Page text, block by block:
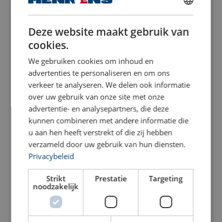
Li‑Ion accutechnologie
Snelle laadtijd
Geoptimaliseerde compatibiliteit
Holmatro accu-pomp
APEIRON HBP05S02 -
Enkelwerkend
Bekijk product
Holmatro Hydraulishe
Bekijk product
DUTCH
ENGLISH TRANSLATION
Deze website maakt gebruik van
cookies.
We gebruiken cookies om inhoud en
advertenties te personaliseren en om ons
verkeer te analyseren. We delen ook informatie
over uw gebruik van onze site met onze
advertentie- en analysepartners, die deze
kunnen combineren met andere informatie die
u aan hen heeft verstrekt of die zij hebben
verzameld door uw gebruik van hun diensten.
Privacybeleid
Strikt
noodzakelijk
Prestatie Targeting